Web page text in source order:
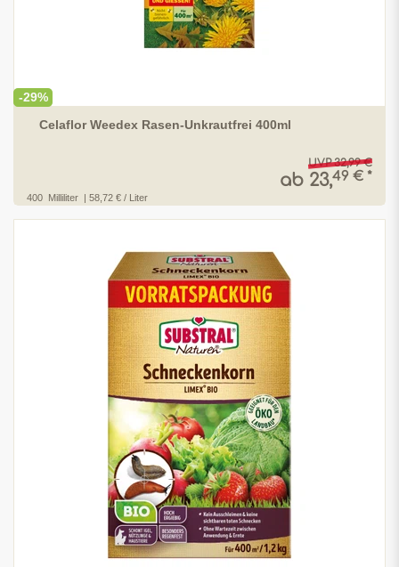
-29%
Celaflor Weedex Rasen-Unkrautfrei 400ml
UVP 32,99 €
ab 23,49 € *
400 Milliliter | 58,72 € / Liter